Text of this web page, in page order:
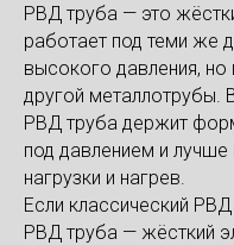
РВД труба — это
работает под теми же
высокого давления, но
другой металлотрубы.
РВД труба держит
под давлением и
нагрузки и нагрев.
Если классический
РВД труба — жёсткий